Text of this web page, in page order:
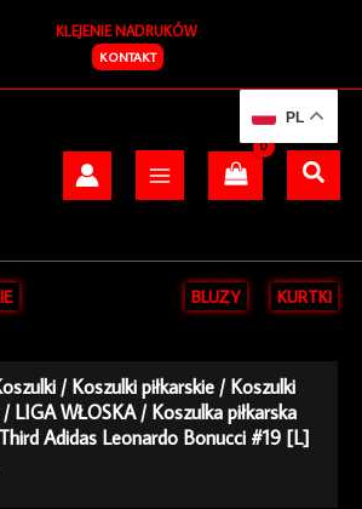
KLEJENIE NADRUKÓW
KONTAKT
BLUZY KURTKI
/Koszulki piłkarskie /Koszulki
/LIGA WŁOSKA/ Koszulka piłkarska
Adidas Leonardo Bonucci #19 [L]
PL